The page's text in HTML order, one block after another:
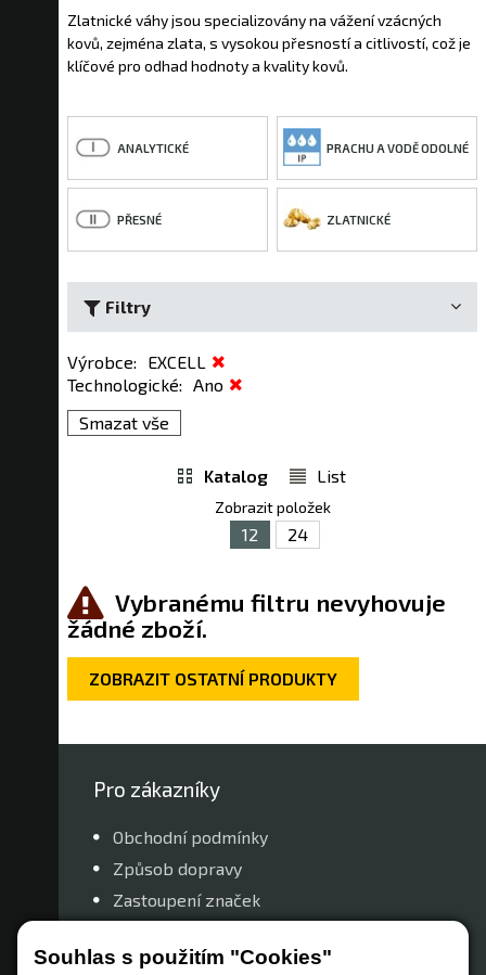
Souhlas s použitím "Cookies"
Zlatnické váhy jsou specializovány na vážení vzácných
kovů, zejména zlata, s vysokou přesností a citlivostí, což je
klíčové pro odhad hodnoty a kvality kovů.
ANALYTICKÉ PRACHU A VODĚ ODOLNÉ
PŘESNÉ ZLATNICKÉ
Filtry
Výrobce:
EXCELL
Technologické: Ano
Smazat vše
Katalog List
Zobrazit položek
12 24
Vybranému filtru nevyhovuje
žádné zboží.
ZOBRAZIT OSTATNÍ PRODUKTY
Pro zákazníky
Obchodní podmínky
Způsob dopravy
Zastoupení značek
Nastavení soukromí